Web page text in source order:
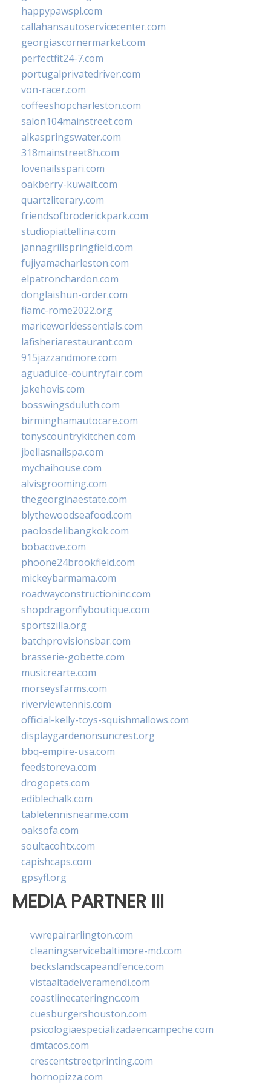
happypawspl.com
callahansautoservicecenter.com
georgiascornermarket.com
perfectfit24-7.com
portugalprivatedriver.com
von-racer.com
coffeeshopcharleston.com
salon104mainstreet.com
alkaspringswater.com
318mainstreet8h.com
lovenailsspari.com
oakberry-kuwait.com
quartzliterary.com
friendsofbroderickpark.com
studiopiattellina.com
jannagrillspringfield.com
fujiyamacharleston.com
elpatronchardon.com
donglaishun-order.com
fiamc-rome2022.org
mariceworldessentials.com
lafisheriarestaurant.com
915jazzandmore.com
aguadulce-countryfair.com
jakehovis.com
bosswingsduluth.com
birminghamautocare.com
tonyscountrykitchen.com
jbellasnailspa.com
mychaihouse.com
alvisgrooming.com
thegeorginaestate.com
blythewoodseafood.com
paolosdelibangkok.com
bobacove.com
phoone24brookfield.com
mickeybarmama.com
roadwayconstructioninc.com
shopdragonflyboutique.com
sportszilla.org
batchprovisionsbar.com
brasserie-gobette.com
musicrearte.com
morseysfarms.com
riverviewtennis.com
official-kelly-toys-squishmallows.com
displaygardenonsuncrest.org
bbq-empire-usa.com
feedstoreva.com
drogopets.com
ediblechalk.com
tabletennisnearme.com
oaksofa.com
soultacohtx.com
capishcaps.com
gpsyfl.org
MEDIA PARTNER III
vwrepairarlington.com
cleaningservicebaltimore-md.com
beckslandscapeandfence.com
vistaaltadelveramendi.com
coastlinecateringnc.com
cuesburgershouston.com
psicologiaespecializadaencampeche.com
dmtacos.com
crescentstreetprinting.com
hornopizza.com